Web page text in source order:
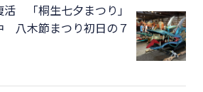
「桐生七夕まつり」
八木節まつり初日の７